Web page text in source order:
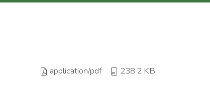
application/pdf 238.2 KB